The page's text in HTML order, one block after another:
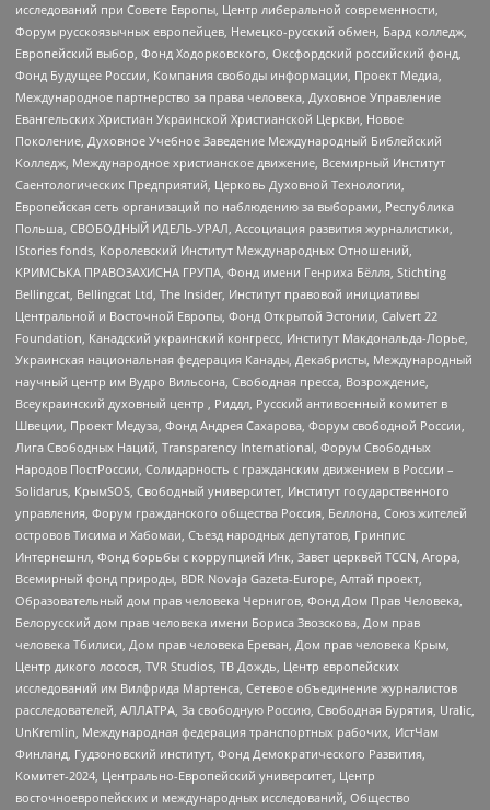
исследований при Совете Европы, Центр либеральной современности,
Форум русскоязычных европейцев, Немецко-русский обмен, Бард колледж,
Европейский выбор, Фонд Ходорковского, Оксфордский российский фонд,
Фонд Будущее России, Компания свободы информации, Проект Медиа,
Международное партнерство за права человека, Духовное Управление
Евангельских Христиан Украинской Христианской Церкви, Новое
Поколение, Духовное Учебное Заведение Международный Библейский
Колледж, Международное христианское движение, Всемирный Институт
Саентологических Предприятий, Церковь Духовной Технологии,
Европейская сеть организаций по наблюдению за выборами, Республика
Польша, СВОБОДНЫЙ ИДЕЛЬ-УРАЛ, Ассоциация развития журналистики,
IStories fonds, Королевский Институт Международных Отношений,
КРИМСЬКА ПРАВОЗАХИСНА ГРУПА, Фонд имени Генриха Бёлля, Stichting
Bellingcat, Bellingcat Ltd, The Insider, Институт правовой инициативы
Центральной и Восточной Европы, Фонд Открытой Эстонии, Calvert 22
Foundation, Канадский украинский конгресс, Институт Макдональда-Лорье,
Украинская национальная федерация Канады, Декабристы, Международный
научный центр им Вудро Вильсона, Свободная пресса, Возрождение,
Всеукраинский духовный центр , Риддл, Русский антивоенный комитет в
Швеции, Проект Медуза, Фонд Андрея Сахарова, Форум свободной России,
Лига Свободных Наций, Transparеncy International, Форум Свободных
Народов ПостРоссии, Солидарность с гражданским движением в России –
Solidarus, КрымSOS, Свободный университет, Институт государственного
управления, Форум гражданского общества Россия, Беллона, Союз жителей
островов Тисима и Хабомаи, Съезд народных депутатов, Гринпис
Интернешнл, Фонд борьбы с коррупцией Инк, Завет церквей TCCN, Агора,
Всемирный фонд природы, BDR Novaja Gazeta-Europe, Алтай проект,
Образовательный дом прав человека Чернигов, Фонд Дом Прав Человека,
Белорусский дом прав человека имени Бориса Звозскова, Дом прав
человека Тбилиси, Дом прав человека Ереван, Дом прав человека Крым,
Центр дикого лосося, TVR Studios, ТВ Дождь, Центр европейских
исследований им Вилфрида Мартенса, Сетевое объединение журналистов
расследователей, АЛЛАТРА, За свободную Россию, Свободная Бурятия, Uralic,
UnKremlin, Международная федерация транспортных рабочих, ИстЧам
Финланд, Гудзоновский институт, Фонд Демократического Развития,
Комитет-2024, Центрально-Европейский университет, Центр
восточноевропейских и международных исследований, Общество